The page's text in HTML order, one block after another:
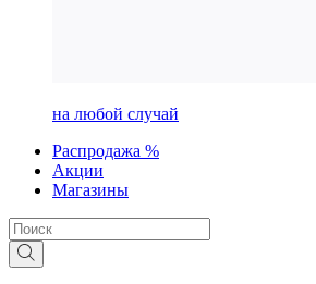
на любой случай
Распродажа %
Акции
Магазины